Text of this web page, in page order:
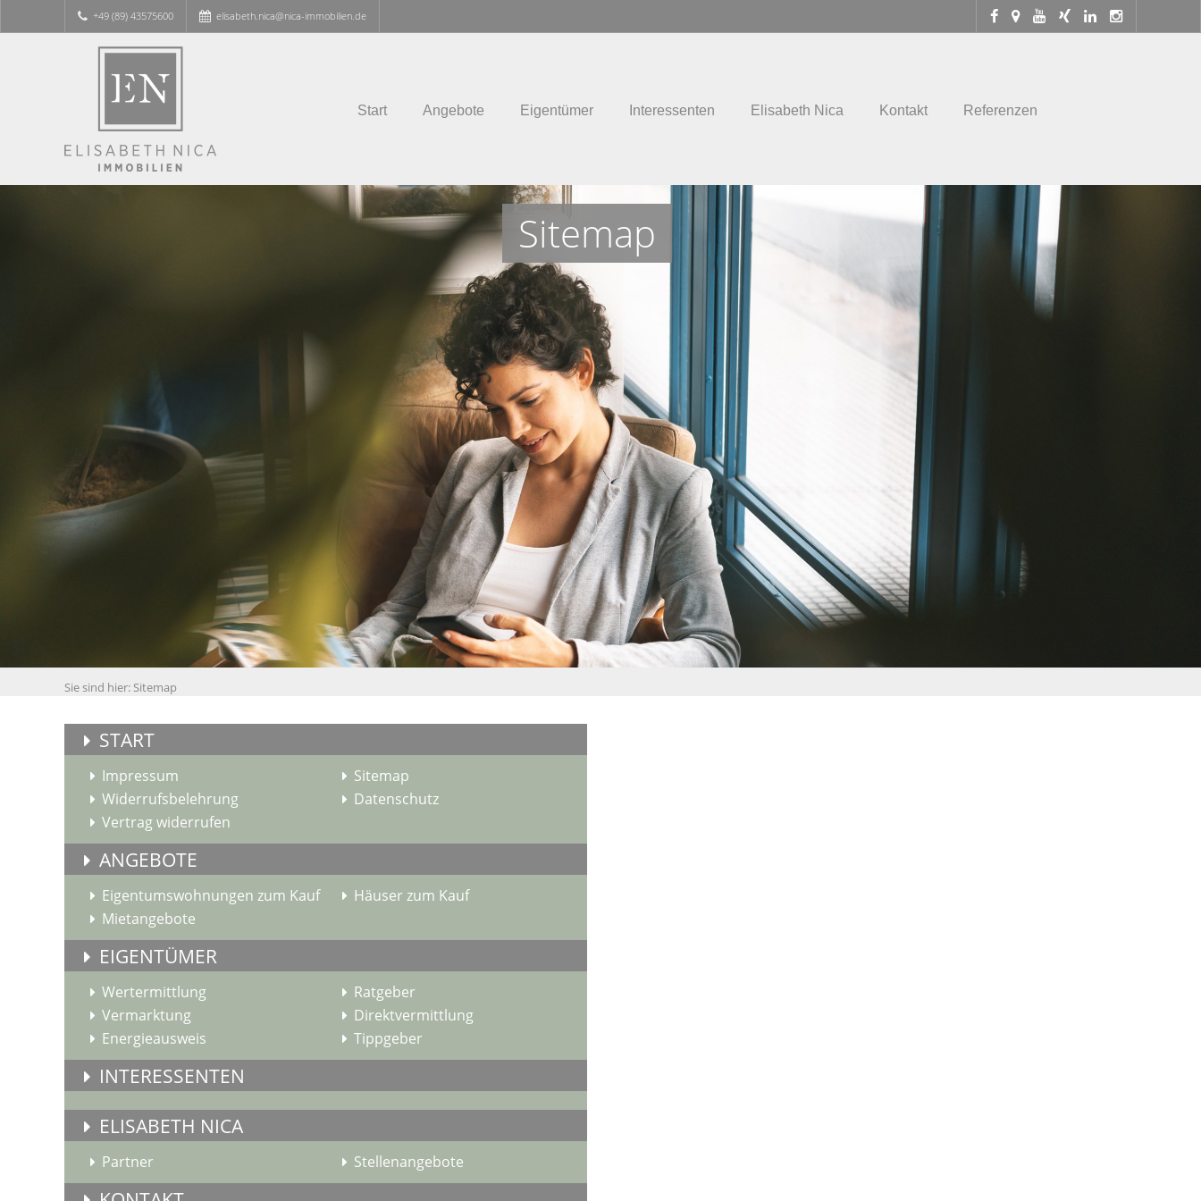
+49 (89) 43575600 elisabeth.nica@nica-immobilien.de
Start Angebote Eigentümer Interessenten Elisabeth Nica Kontakt Referenzen
Sitemap
Sie sind hier: Sitemap
START
Impressum
Sitemap
Widerrufsbelehrung
Datenschutz
Vertrag widerrufen
ANGEBOTE
Eigentumswohnungen zum Kauf
Häuser zum Kauf
Mietangebote
EIGENTÜMER
Wertermittlung
Ratgeber
Vermarktung
Direktvermittlung
Energieausweis
Tippgeber
INTERESSENTEN
ELISABETH NICA
Partner Stellenangebote